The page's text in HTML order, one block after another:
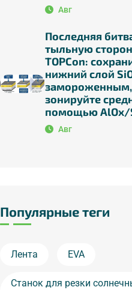
Авг
Последняя
тыльную
TOPCon:
нижний слой
замороженным,
зонируйте
помощью AlOx/
Авг
Популярные теги
Лента EVA
Станок для резки